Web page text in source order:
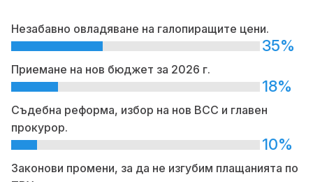
Незабавно овладяване на галопиращите цени.
35%
Приемане на нов бюджет за 2026 г.
18%
Съдебна реформа, избор на нов ВСС и главен
прокурор.
10%
Законови промени, за да не изгубим плащанията по